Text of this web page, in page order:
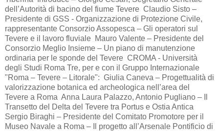
dell’Autorità di bacino del fiume Tevere Claudio Sisto –
Presidente di GSS - Organizzazione di Protezione Civile,
rappresentante Consorzio Assopesca – Gli operatori sul
Tevere e il lavoro fluviale Mauro Valente – Presidente del
Consorzio Meglio Insieme – Un piano di manutenzione
ordinaria per le sponde del Tevere CROMA - Università
degli Studi Roma Tre, per e con il Gruppo Internazionale
"Roma – Tevere – Litorale": Giulia Caneva – Progettualità di
valorizzazione botanica ed archeologica nell’area del
Tevere a Roma Anna Laura Palazzo, Antonio Pugliano – Il
Transetto del Delta del Tevere tra Portus e Ostia Antica
Sergio Biraghi – Presidente del Comitato Promotore per il
Museo Navale a Roma – Il progetto all’Arsenale Pontificio di